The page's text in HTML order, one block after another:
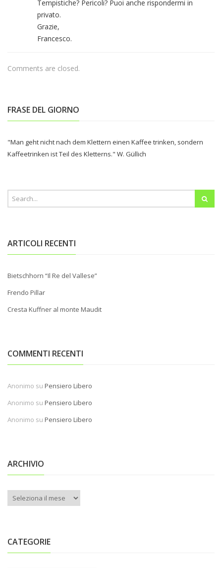
Tempistiche? Pericoli? Puoi anche rispondermi in
privato.
Grazie,
Francesco.
Comments are closed.
FRASE DEL GIORNO
"Man geht nicht nach dem Klettern einen Kaffee trinken, sondern
Kaffeetrinken ist Teil des Kletterns." W. Güllich
ARTICOLI RECENTI
Bietschhorn “Il Re del Vallese”
Frendo Pillar
Cresta Kuffner al monte Maudit
COMMENTI RECENTI
Anonimo su Pensiero Libero
Anonimo su Pensiero Libero
Anonimo su Pensiero Libero
ARCHIVIO
Archivio
CATEGORIE